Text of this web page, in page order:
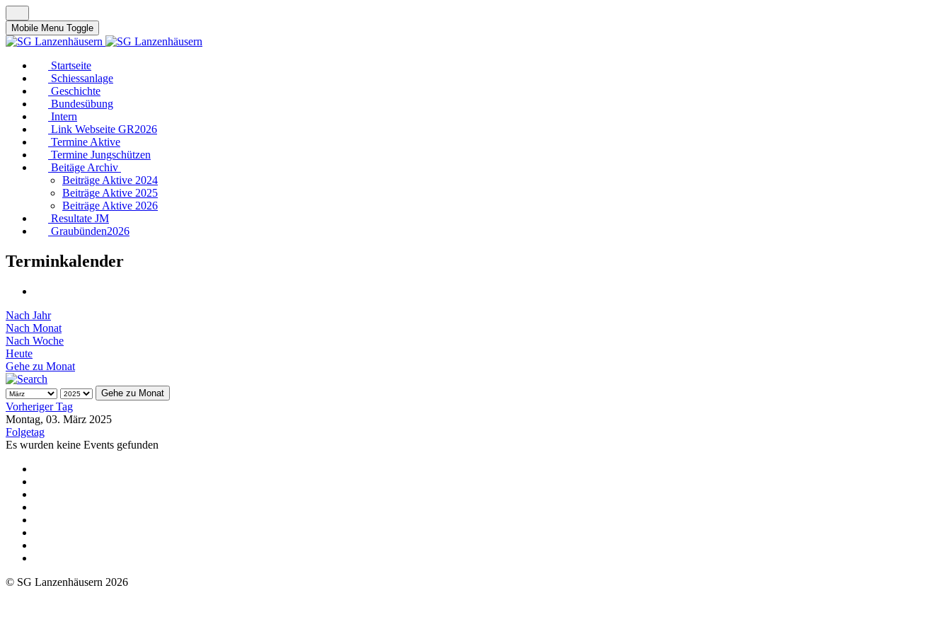
Mobile Menu Toggle
Startseite
Schiessanlage
Geschichte
Bundesübung
Intern
Link Webseite GR2026
Termine Aktive
Termine Jungschützen
Beitäge Archiv
Beiträge Aktive 2024
Beiträge Aktive 2025
Beiträge Aktive 2026
Resultate JM
Graubünden2026
Terminkalender
Nach Jahr
Nach Monat
Nach Woche
Heute
Gehe zu Monat
Gehe zu Monat
Vorheriger Tag
Montag, 03. März 2025
Folgetag
Es wurden keine Events gefunden
© SG Lanzenhäusern 2026